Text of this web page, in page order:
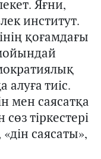
. Яғни,
институт.
қоғамдағы
алуға тиіс.
мен саясатқа
сөзтіркестері
саясаты»,